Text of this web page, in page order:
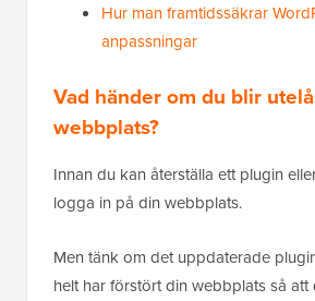
Hur man framtidssäkrar
anpassningar
Vad händer om du blir
webbplats?
Innan du kan återställa ett plugin
logga in på din webbplats.
Men tänk om det uppdaterade
helt har förstört din webbplats så att